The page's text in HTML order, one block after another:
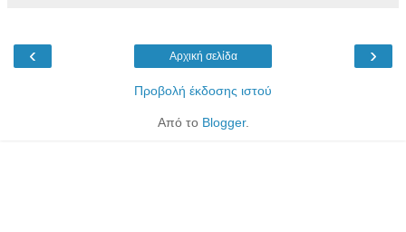
‹ ›
Αρχική σελίδα
Προβολή έκδοσης ιστού
Από το Blogger.